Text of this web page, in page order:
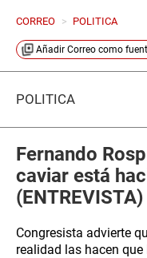
CORREO > POLITICA
Añadir Correo como
POLÍTICA
Fernando
caviar está
(ENTREVISTA)
Congresista advierte
realidad las hacen